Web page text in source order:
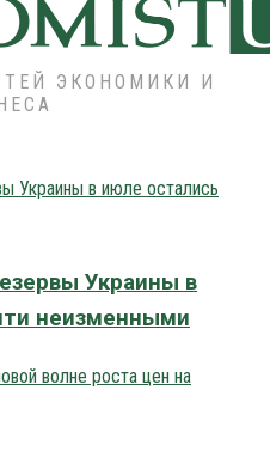
ЭКОНОМИКИ И
Украины в
неизменными